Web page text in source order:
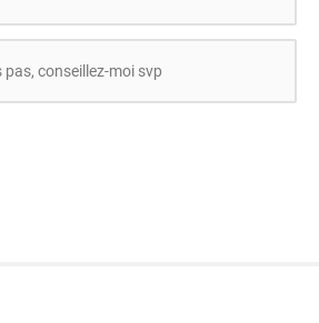
pas, conseillez-moi svp